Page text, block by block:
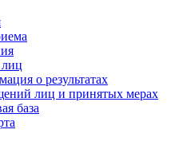
о результатах
лиц и принятых мерах
база